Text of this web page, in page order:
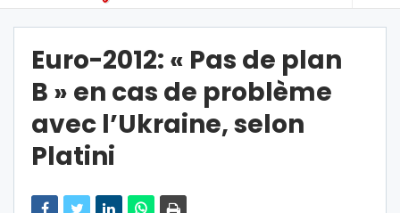
Euro-2012: « Pas de plan
B » en cas de problème
avec l’Ukraine, selon
Platini